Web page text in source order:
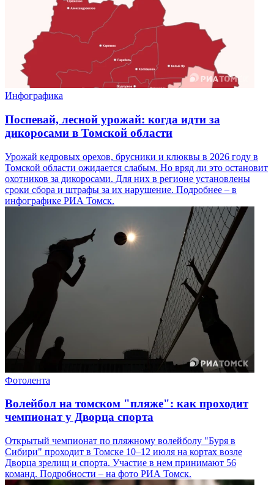
Инфографика
Поспевай, лесной урожай: когда идти за
дикоросами в Томской области
Урожай кедровых орехов, брусники и клюквы в 2026 году в
Томской области ожидается слабым. Но вряд ли это остановит
охотников за дикоросами. Для них в регионе установлены
сроки сбора и штрафы за их нарушение. Подробнее – в
инфографике РИА Томск.
Фотолента
Волейбол на томском "пляже": как проходит
чемпионат у Дворца спорта
Открытый чемпионат по пляжному волейболу "Буря в
Сибири" проходит в Томске 10–12 июля на кортах возле
Дворца зрелищ и спорта. Участие в нем принимают 56
команд. Подробности – на фото РИА Томск.